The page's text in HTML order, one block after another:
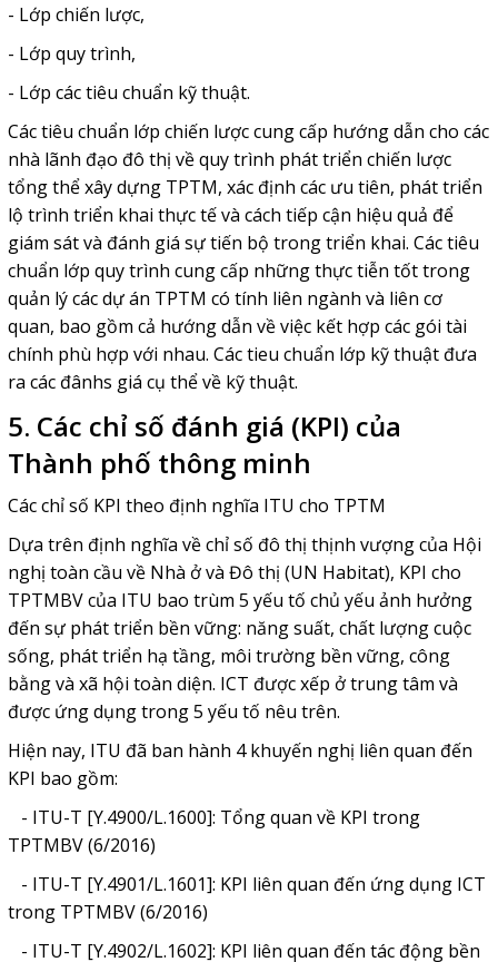
- Lớp chiến lược,
- Lớp quy trình,
- Lớp các tiêu chuẩn kỹ thuật.
Các tiêu chuẩn lớp chiến lược cung cấp hướng dẫn cho các
nhà lãnh đạo đô thị về quy trình phát triển chiến lược
tổng thể xây dựng TPTM, xác định các ưu tiên, phát triển
lộ trình triển khai thực tế và cách tiếp cận hiệu quả để
giám sát và đánh giá sự tiến bộ trong triển khai. Các tiêu
chuẩn lớp quy trình cung cấp những thực tiễn tốt trong
quản lý các dự án TPTM có tính liên ngành và liên cơ
quan, bao gồm cả hướng dẫn về việc kết hợp các gói tài
chính phù hợp với nhau. Các tieu chuẩn lớp kỹ thuật đưa
ra các đânhs giá cụ thể về kỹ thuật.
5. Các chỉ số đánh giá (KPI) của
Thành phố thông minh
Các chỉ số KPI theo định nghĩa ITU cho TPTM
Dựa trên định nghĩa về chỉ số đô thị thịnh vượng của Hội
nghị toàn cầu về Nhà ở và Đô thị (UN Habitat), KPI cho
TPTMBV của ITU bao trùm 5 yếu tố chủ yếu ảnh hưởng
đến sự phát triển bền vững: năng suất, chất lượng cuộc
sống, phát triển hạ tầng, môi trường bền vững, công
bằng và xã hội toàn diện. ICT được xếp ở trung tâm và
được ứng dụng trong 5 yếu tố nêu trên.
Hiện nay, ITU đã ban hành 4 khuyến nghị liên quan đến
KPI bao gồm:
- ITU-T [Y.4900/L.1600]: Tổng quan về KPI trong
TPTMBV (6/2016)
- ITU-T [Y.4901/L.1601]: KPI liên quan đến ứng dụng ICT
trong TPTMBV (6/2016)
- ITU-T [Y.4902/L.1602]: KPI liên quan đến tác động bền